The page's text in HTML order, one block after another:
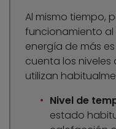
Al mismo tiempo,
funcionamiento
energía de más
cuenta los
utilizan
Nivel de
estado